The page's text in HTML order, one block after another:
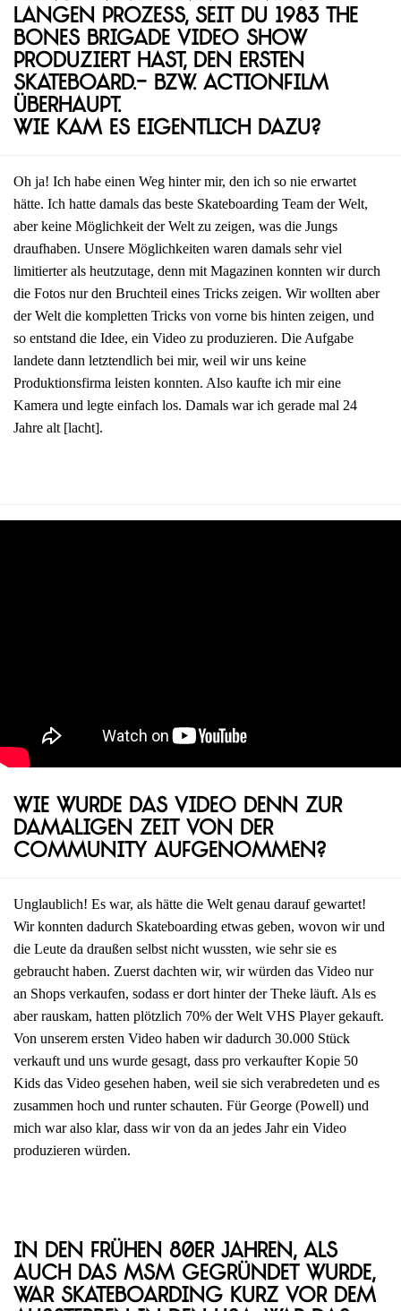
langen Prozess, seit du 1983 The
Bones Brigade Video Show
produziert hast, den ersten
Skateboard.- bzw. Actionfilm
überhaupt.
Wie kam es eigentlich dazu?
Oh ja! Ich habe einen Weg hinter mir, den ich so nie erwartet
hätte. Ich hatte damals das beste Skateboarding Team der Welt,
aber keine Möglichkeit der Welt zu zeigen, was die Jungs
draufhaben. Unsere Möglichkeiten waren damals sehr viel
limitierter als heutzutage, denn mit Magazinen konnten wir durch
die Fotos nur den Bruchteil eines Tricks zeigen. Wir wollten aber
der Welt die kompletten Tricks von vorne bis hinten zeigen, und
so entstand die Idee, ein Video zu produzieren. Die Aufgabe
landete dann letztendlich bei mir, weil wir uns keine
Produktionsfirma leisten konnten. Also kaufte ich mir eine
Kamera und legte einfach los. Damals war ich gerade mal 24
Jahre alt [lacht].
Wie wurde das Video denn zur
damaligen Zeit von der
Community aufgenommen?
Unglaublich! Es war, als hätte die Welt genau darauf gewartet!
Wir konnten dadurch Skateboarding etwas geben, wovon wir und
die Leute da draußen selbst nicht wussten, wie sehr sie es
gebraucht haben. Zuerst dachten wir, wir würden das Video nur
an Shops verkaufen, sodass er dort hinter der Theke läuft. Als es
aber rauskam, hatten plötzlich 70% der Welt VHS Player gekauft.
Von unserem ersten Video haben wir dadurch 30.000 Stück
verkauft und uns wurde gesagt, dass pro verkaufter Kopie 50
Kids das Video gesehen haben, weil sie sich verabredeten und es
zusammen hoch und runter schauten. Für George (Powell) und
mich war also klar, dass wir von da an jedes Jahr ein Video
produzieren würden.
In den frühen 80er Jahren, als
auch das MSM gegründet wurde,
war Skateboarding kurz vor dem